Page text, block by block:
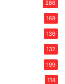
286
168
136
132
199
114